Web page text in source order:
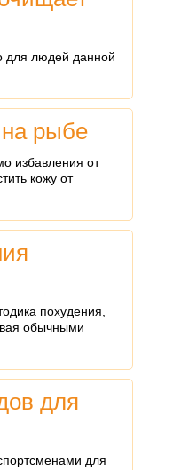
для людей данной
рыбе
избавления от
кожу от
похудения,
обычными
для
для